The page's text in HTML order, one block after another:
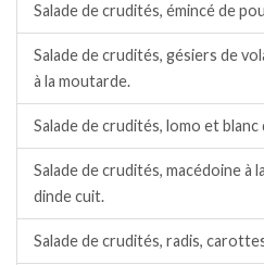
Salade de crudités, émincé de
Salade de crudités, gésiers de
à la moutarde.
Salade de crudités, lomo et
Salade de crudités, macédoine à
dinde cuit.
Salade de crudités, radis,